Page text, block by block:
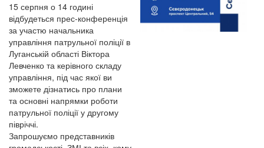
15 серпня о 14 годині
відбудеться прес-конференція
за участю начальника
управління патрульної поліції в
Луганській області Віктора
Левченко та керівного складу
управління, під час якої ви
зможете дізнатись про плани
та основні напрямки роботи
патрульної поліції у другому
півріччі.
Запрошуємо представників